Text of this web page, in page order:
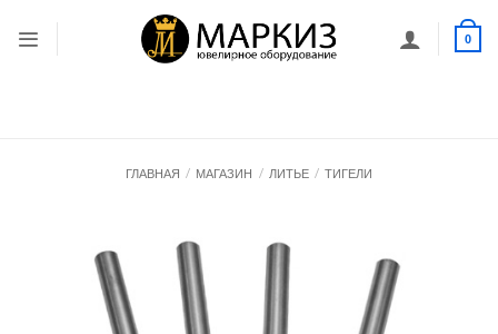
0
ГЛАВНАЯ / МАГАЗИН / ЛИТЬЕ / ТИГЕЛИ